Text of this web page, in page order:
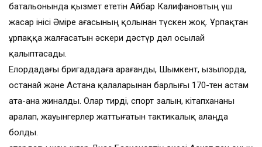
батальонында қызмет ететін Айбар Калифановтың үш
жасар інісі Әміре ағасының қолынан түскен жоқ. Ұрпақтан
ұрпаққа жалғасатын әскери дәстүр дәл осылай
қалыптасады.
Елордадағы бригададаға Қарағанды, Шымкент, Қызылорда,
Қостанай және Астана қалаларынан барлығы 170-тен астам
ата-ана жиналды. Олар тирді, спорт залын, кітапхананы
аралап, жауынгерлер жаттығатын тактикалық алаңда
болды.